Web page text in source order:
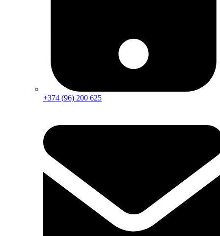
+374 (96) 200 625